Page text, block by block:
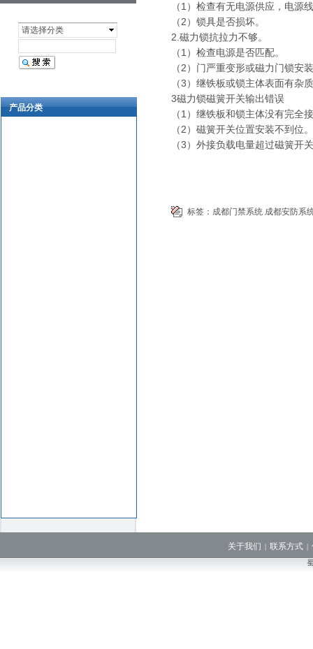
请选择分类
（1）检查有无电源供应，电源
（2）锁具是否损坏。
2.磁力锁抗拉力不够。
（1）检查电源是否匹配。
（2）门严重变形或磁力门锁安
（3）继铁板或锁主体表面有杂
3磁力锁磁簧开关输出错误
（1）继铁板和锁主体没有完全
（2）磁簧开关位置安装不到位。
（3）外接负载电量超过磁簧开
标签： 成都门禁系统 成都安防系
产品分类
关于我们 | 联系方式 |